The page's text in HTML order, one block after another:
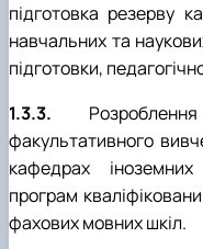
підготовка резерву
навчальних та
підготовки,
1.3.3.
факультативного
кафедрах
програм
фахових мовних шкіл.